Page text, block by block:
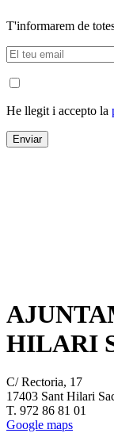
T'informarem de
He llegit i accepto la
HILARI
C/ Rectoria, 17
17403 Sant Hilari
T. 972 86 81 01
Google maps